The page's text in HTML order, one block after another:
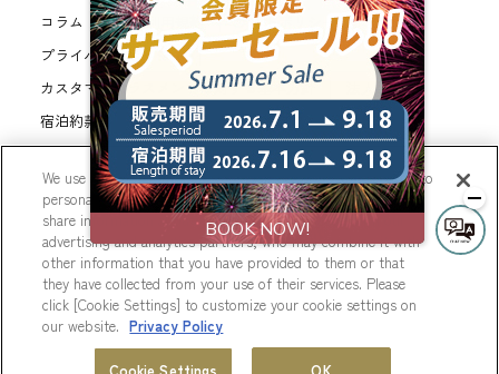
コラム
WEB利用規約
サイトポリシー
プライバシーポリシー
カスタマーハラスメントに対する基本方針
法人契約
宿泊約款
会員規約
サイトマップ
相鉄ホテルズ パートナーホテル加盟募集のご案内
採用情報
Cookie Settings
© Sotetsu Hotel Management CO., LTD.
We use cookies to improve your experience on our website, to
personalize content and ads, and to analyze our traffic. We
share information about your use of our website with our
advertising and analytics partners, who may combine it with
other information that you have provided to them or that
they have collected from your use of their services. Please
click [Cookie Settings] to customize your cookie settings on
our website. Privacy Policy